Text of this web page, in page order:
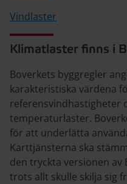
Vindlaster
Klimatlaster finns i
Boverkets byggregler
karakteristiska värdena
referensvindhastigheter
temperaturlaster.
för att underlätta
Karttjänsterna ska
den tryckta versionen av
trots allt skulle skilja sig